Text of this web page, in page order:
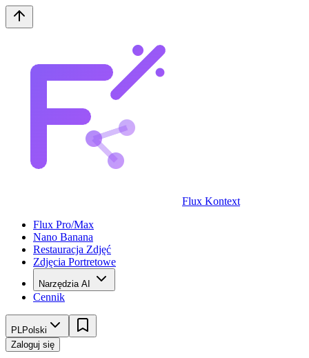
Flux Kontext
Flux Pro/Max
Nano Banana
Restauracja Zdjęć
Zdjęcia Portretowe
Narzędzia AI
Cennik
PLPolski
Zaloguj się